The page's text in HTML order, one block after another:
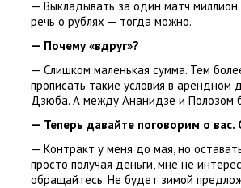
— Выкладывать за один матч миллион
речь о рублях — тогда можно.
— Почему «вдруг»?
— Слишком маленькая сумма. Тем
прописать такие условия в арендном
Дзюба. А между Ананидзе и Полозом
— Теперь давайте поговорим о
— Контракт у меня до мая, но
просто получая деньги, мне не
обращайтесь. Не будет зимой